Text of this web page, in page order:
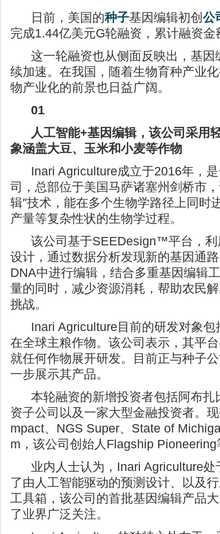
日前，美国的种子基因编辑初创公
完成1.44亿美元G轮融资，累计融资
这一轮融资也从侧面反映出，基因
续加速。在我国，随着生物育种产业
物产业化的前景也日益广阔。
01
人工智能+基因编辑，该公司采用
象涵盖大豆、玉米和小麦等作物
Inari Agriculture成立于2016年，是
司，总部位于美国马萨诸塞州剑桥市
辑″技术，能在多个生物学路径上同时
产量等复杂性状的生物学过程。
该公司基于SEEDesign™平台，利
设计，通过数据分析发现新的基因通
DNA中进行编辑，结合多重基因编辑
量的同时，减少资源消耗，帮助农民
挑战。
Inari Agriculture目前的研发对象包
在全球主粮作物。该公司表示，其平
就任何作物展开研发。目前正与种子
一步展示其产品。
本轮融资的新增投资者包括阿布扎
资子公司以及一家大型金融投资者。
mpact、NGS Super、State of
m，该公司创始人Flagship
业内人士认为，Inari Agriculture处
了由人工智能驱动的预测设计、以及
工具箱，该公司的首批基因编辑产品
了业界广泛关注。